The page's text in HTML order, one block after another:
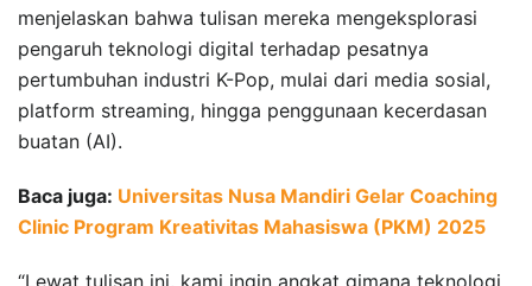
menjelaskan bahwa tulisan mereka mengeksplorasi
pengaruh teknologi digital terhadap pesatnya
pertumbuhan industri K-Pop, mulai dari media sosial,
platform streaming, hingga penggunaan kecerdasan
buatan (AI).
Baca juga: Universitas Nusa Mandiri Gelar Coaching
Clinic Program Kreativitas Mahasiswa (PKM) 2025
“Lewat tulisan ini, kami ingin angkat gimana teknologi